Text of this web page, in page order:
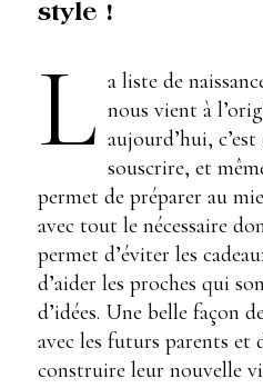
style !
L a liste de
nous vient à
aujourd’hui,
souscrire, et
permet de préparer au
avec tout le nécessaire
permet d’éviter les
d’aider les proches qui
d’idées. Une belle façon
avec les futurs parents et
construire leur nouvelle